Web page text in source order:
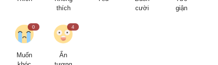
thích
cười
giận
0
Muốn
4
Ấn